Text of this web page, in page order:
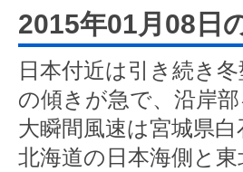
2015年01月08日
日本付近は引き続き
の傾きが急で、沿岸
大瞬間風速は宮城県
北海道の日本海側と